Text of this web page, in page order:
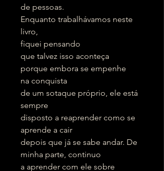
de pessoas.
Enquanto trabalhávamos neste
livro,
fiquei pensando
que talvez isso aconteça
porque embora se empenhe
na conquista
de um sotaque próprio, ele está
sempre
disposto a reaprender como se
aprende a cair
depois que já se sabe andar. De
minha parte, continuo
a aprender com ele sobre